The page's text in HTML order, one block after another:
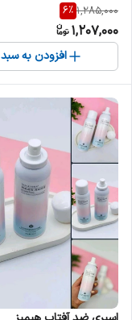
1,285,000
6%
1,207,000
افزودن به سبد